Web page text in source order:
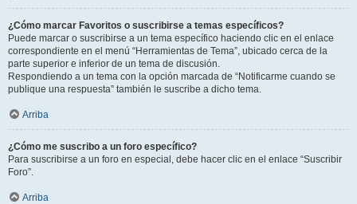
¿Cómo marcar Favoritos o suscribirse a temas específicos?
Puede marcar o suscribirse a un tema específico haciendo clic en el enlace
correspondiente en el menú “Herramientas de Tema”, ubicado cerca de la
parte superior e inferior de un tema de discusión.
Respondiendo a un tema con la opción marcada de “Notificarme cuando se
publique una respuesta” también le suscribe a dicho tema.
Arriba
¿Cómo me suscribo a un foro específico?
Para suscribirse a un foro en especial, debe hacer clic en el enlace “Suscribir
Foro”.
Arriba